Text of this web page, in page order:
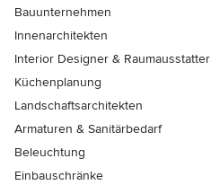
Bauunternehmen
Innenarchitekten
Interior Designer & Raumausstatter
Küchenplanung
Landschaftsarchitekten
Armaturen & Sanitärbedarf
Beleuchtung
Einbauschränke